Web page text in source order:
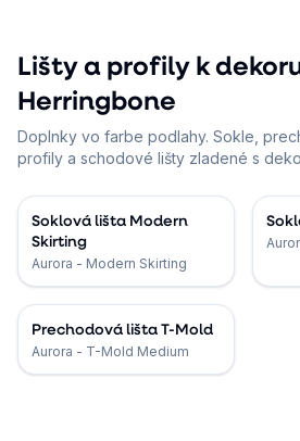
Lišty a profily k
Herringbone
Doplnky vo farbe podlahy. Sokle,
profily a schodové lišty zladené s
Soklová lišta Modern
Skirting
Aurora - Modern Skirting
Prechodová lišta T-Mold
Aurora - T-Mold Medium